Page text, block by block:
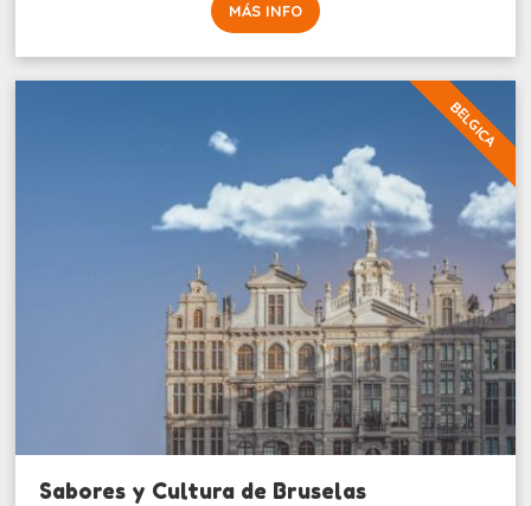
MÁS INFO
BELGICA
Sabores y Cultura de Bruselas